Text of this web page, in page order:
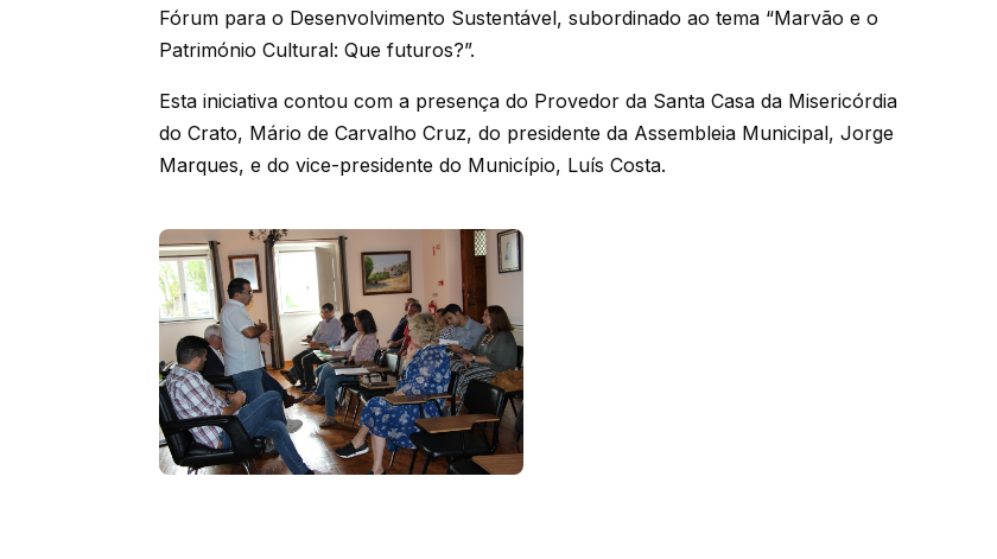
Fórum para o Desenvolvimento Sustentável, subordinado ao tema “Marvão e o
Património Cultural: Que futuros?”.
Esta iniciativa contou com a presença do Provedor da Santa Casa da Misericórdia
do Crato, Mário de Carvalho Cruz, do presidente da Assembleia Municipal, Jorge
Marques, e do vice-presidente do Município, Luís Costa.